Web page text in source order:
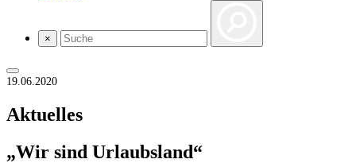
×
19.06.2020
Aktuelles
„Wir sind Urlaubsland“